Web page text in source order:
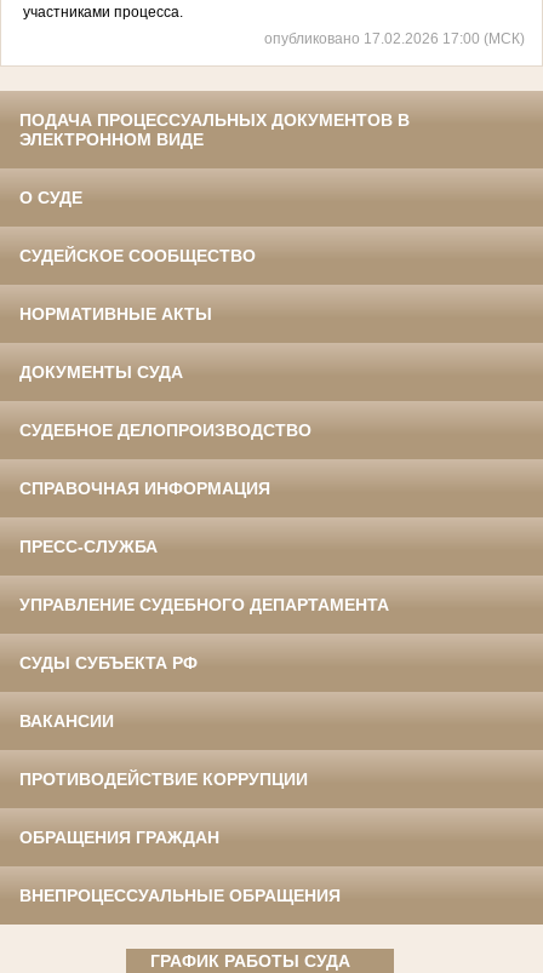
участниками процесса.
опубликовано 17.02.2026 17:00 (МСК)
ПОДАЧА ПРОЦЕССУАЛЬНЫХ ДОКУМЕНТОВ В
ЭЛЕКТРОННОМ ВИДЕ
О СУДЕ
СУДЕЙСКОЕ СООБЩЕСТВО
НОРМАТИВНЫЕ АКТЫ
ДОКУМЕНТЫ СУДА
СУДЕБНОЕ ДЕЛОПРОИЗВОДСТВО
СПРАВОЧНАЯ ИНФОРМАЦИЯ
ПРЕСС-СЛУЖБА
УПРАВЛЕНИЕ СУДЕБНОГО ДЕПАРТАМЕНТА
СУДЫ СУБЪЕКТА РФ
ВАКАНСИИ
ПРОТИВОДЕЙСТВИЕ КОРРУПЦИИ
ОБРАЩЕНИЯ ГРАЖДАН
ВНЕПРОЦЕССУАЛЬНЫЕ ОБРАЩЕНИЯ
ГРАФИК РАБОТЫ СУДА